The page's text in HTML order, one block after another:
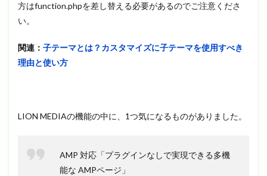
方はfunction.phpを差し替える必要があるのでご注意くださ
い。
関連： 子テーマとは？カスタマイズに子テーマを使用すべき
理由と使い方
LION MEDIAの機能の中に、1つ気になるものがありました。
AMP 対応「プラグインなしで実現できる多機
能な AMPページ」